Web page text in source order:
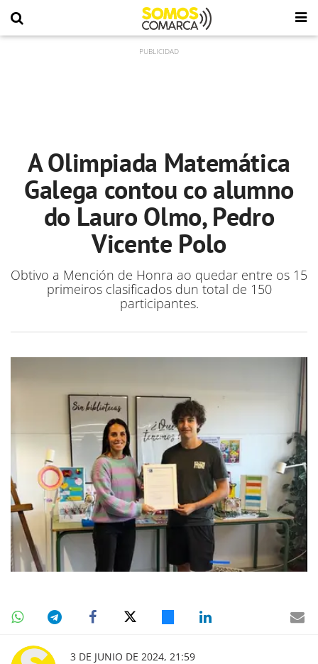
A Olimpiada Matemática
Galega contou co alumno
do Lauro Olmo, Pedro
Vicente Polo
Obtivo a Mención de Honra ao quedar entre os 15
primeiros clasificados dun total de 150
participantes.
3 DE JUNIO DE 2024, 21:59